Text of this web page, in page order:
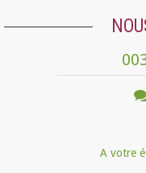
A votre